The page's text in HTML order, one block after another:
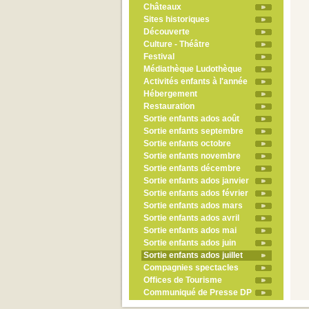
Châteaux
Sites historiques
Découverte
Culture - Théâtre
Festival
Médiathèque Ludothèque
Activités enfants à l'année
Hébergement
Restauration
Sortie enfants ados août
Sortie enfants septembre
Sortie enfants octobre
Sortie enfants novembre
Sortie enfants décembre
Sortie enfants ados janvier
Sortie enfants ados février
Sortie enfants ados mars
Sortie enfants ados avril
Sortie enfants ados mai
Sortie enfants ados juin
Sortie enfants ados juillet
Compagnies spectacles
Offices de Tourisme
Communiqué de Presse DP